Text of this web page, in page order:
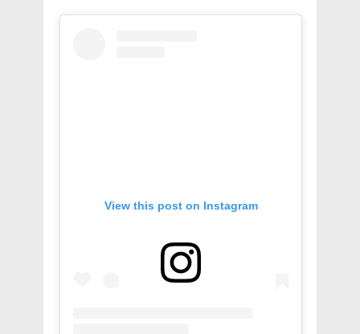
View this post on Instagram